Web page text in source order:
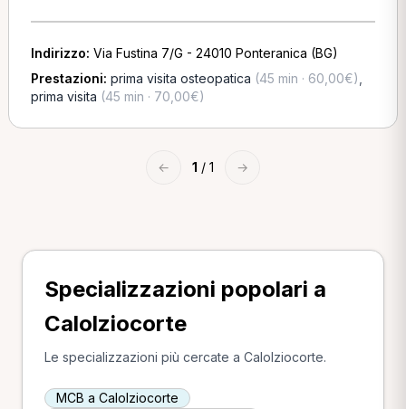
Indirizzo: Via Fustina 7/G - 24010 Ponteranica (BG)
Prestazioni: prima visita osteopatica (45 min · 60,00€)
prima visita (45 min · 70,00€)
← 1 / 1 →
Specializzazioni popolari a
Calolziocorte
Le specializzazioni più cercate a Calolziocorte.
MCB a Calolziocorte